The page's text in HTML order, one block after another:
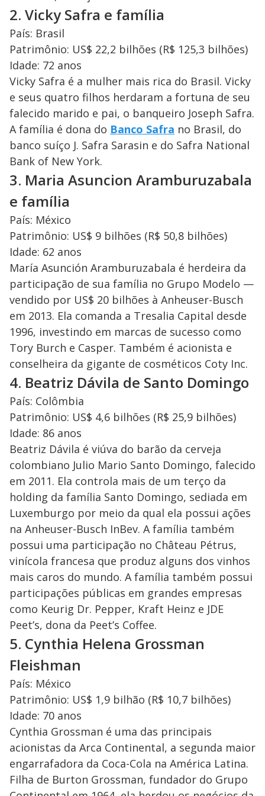
2. Vicky Safra e família
País: Brasil
Patrimônio: US$ 22,2 bilhões (R$ 125,3 bilhões)
Idade: 72 anos
Vicky Safra é a mulher mais rica do Brasil. Vicky
e seus quatro filhos herdaram a fortuna de seu
falecido marido e pai, o banqueiro Joseph Safra.
A família é dona do Banco Safra no Brasil, do
banco suíço J. Safra Sarasin e do Safra National
Bank of New York.
3. Maria Asuncion Aramburuzabala
e família
País: México
Patrimônio: US$ 9 bilhões (R$ 50,8 bilhões)
Idade: 62 anos
María Asunción Aramburuzabala é herdeira da
participação de sua família no Grupo Modelo —
vendido por US$ 20 bilhões à Anheuser-Busch
em 2013. Ela comanda a Tresalia Capital desde
1996, investindo em marcas de sucesso como
Tory Burch e Casper. Também é acionista e
conselheira da gigante de cosméticos Coty Inc.
4. Beatriz Dávila de Santo Domingo
País: Colômbia
Patrimônio: US$ 4,6 bilhões (R$ 25,9 bilhões)
Idade: 86 anos
Beatriz Dávila é viúva do barão da cerveja
colombiano Julio Mario Santo Domingo, falecido
em 2011. Ela controla mais de um terço da
holding da família Santo Domingo, sediada em
Luxemburgo por meio da qual ela possui ações
na Anheuser-Busch InBev. A família também
possui uma participação no Château Pétrus,
vinícola francesa que produz alguns dos vinhos
mais caros do mundo. A família também possui
participações públicas em grandes empresas
como Keurig Dr. Pepper, Kraft Heinz e JDE
Peet’s, dona da Peet’s Coffee.
5. Cynthia Helena Grossman
Fleishman
País: México
Patrimônio: US$ 1,9 bilhão (R$ 10,7 bilhões)
Idade: 70 anos
Cynthia Grossman é uma das principais
acionistas da Arca Continental, a segunda maior
engarrafadora da Coca-Cola na América Latina.
Filha de Burton Grossman, fundador do Grupo